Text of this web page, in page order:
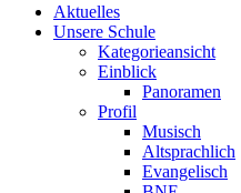
Aktuelles
Unsere Schule
Kategorieansicht
Einblick
Panoramen
Profil
Musisch
Altsprachlich
Evangelisch